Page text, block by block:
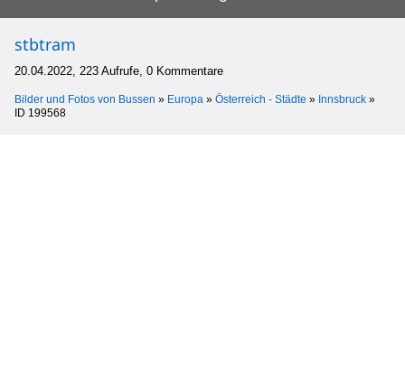
stbtram
20.04.2022, 223 Aufrufe, 0 Kommentare
Bilder und Fotos von Bussen » Europa » Österreich - Städte » Innsbruck »
ID 199568